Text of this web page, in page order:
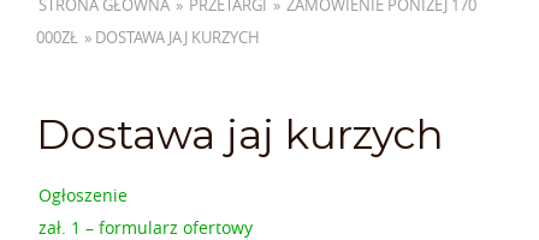
STRONA GŁÓWNA » PRZETARGI » ZAMÓWIENIE PONIŻEJ 170
000ZŁ » DOSTAWA JAJ KURZYCH
Dostawa jaj kurzych
Ogłoszenie
zał. 1 – formularz ofertowy